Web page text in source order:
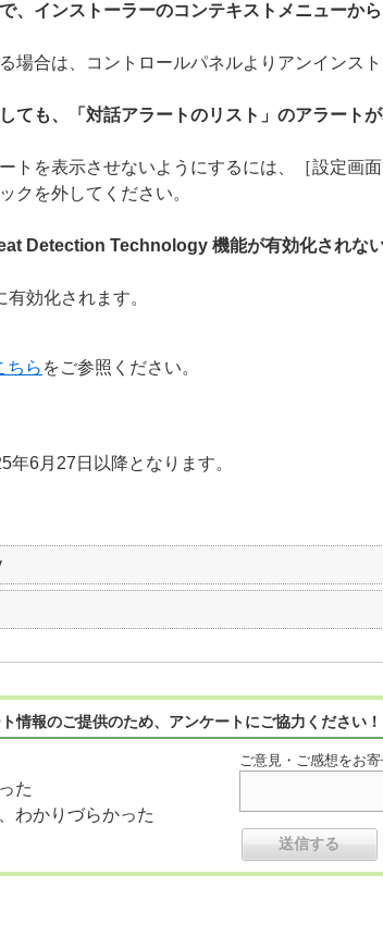
、インストーラーのコンテキストメニューか
場合は、コントロールパネルよりアンインスト
ても、「対話アラートのリスト」のアラート
トを表示させないようにするには、［設定画
クを外してください。
Detection Technology 機能が有効化されな
効化されます。
ちら をご参照ください。
6月27日以降となります。
ト情報のご提供のため、アンケートにご協力ください
た
わかりづらかった
ご意見・ご感想をお寄